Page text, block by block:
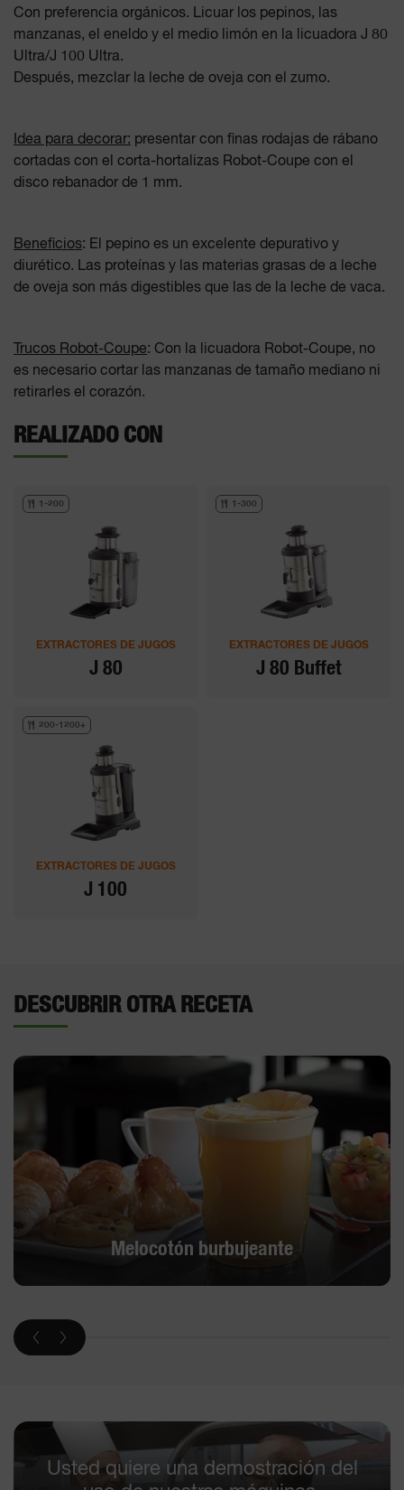
Con preferencia orgánicos. Licuar los pepinos, las
manzanas, el eneldo y el medio limón en la licuadora J 80
Ultra/J 100 Ultra.
Después, mezclar la leche de oveja con el zumo.
Idea para decorar: presentar con finas rodajas de rábano
cortadas con el corta-hortalizas Robot-Coupe con el
disco rebanador de 1 mm.
Beneficios: El pepino es un excelente depurativo y
diurético. Las proteínas y las materias grasas de a leche
de oveja son más digestibles que las de la leche de vaca.
Trucos Robot-Coupe: Con la licuadora Robot-Coupe, no
es necesario cortar las manzanas de tamaño mediano ni
retirarles el corazón.
REALIZADO CON
1-200
EXTRACTORES DE JUGOS
J 80
1-300
EXTRACTORES DE JUGOS
J 80 Buffet
200-1200+
EXTRACTORES DE JUGOS
J 100
DESCUBRIR OTRA RECETA
Melocotón burbujeante
Usted quiere una demostración del